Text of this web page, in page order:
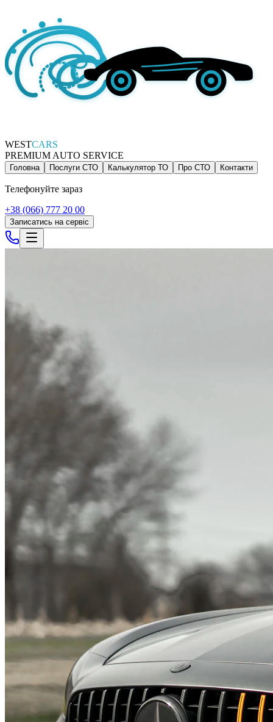
WESTCARS
PREMIUM AUTO SERVICE
Головна Послуги СТО Калькулятор ТО Про СТО Контакти
Телефонуйте зараз
+38 (066) 777 20 00
Записатись на сервіс